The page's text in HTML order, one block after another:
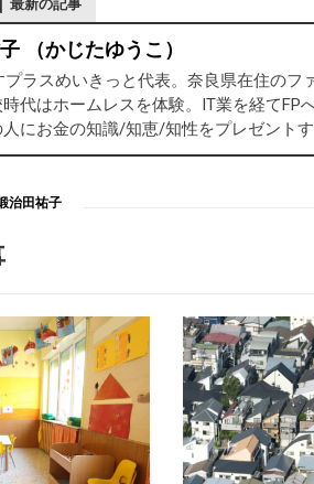
最新の記事
（かじたゆうこ）
プラスめいきっと代表。奈良県在住の
代はホームレスを体験。IT業を経て
にお金の知識/知恵/知性をプレゼントす
治田祐子